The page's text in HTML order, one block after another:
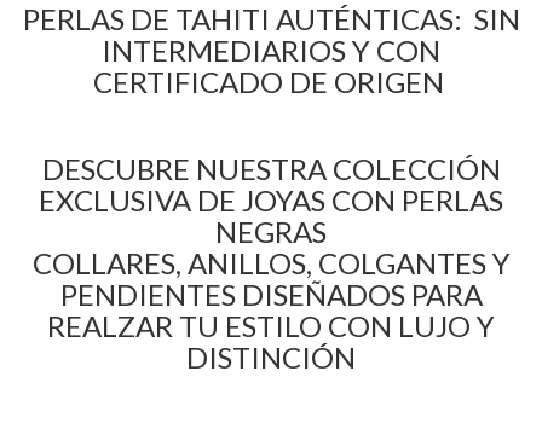
PERLAS DE TAHITI AUTÉNTICAS: SIN
INTERMEDIARIOS Y CON
CERTIFICADO DE ORIGEN
DESCUBRE NUESTRA COLECCIÓN
EXCLUSIVA DE JOYAS CON PERLAS
NEGRAS
COLLARES, ANILLOS, COLGANTES Y
PENDIENTES DISEÑADOS PARA
REALZAR TU ESTILO CON LUJO Y
DISTINCIÓN